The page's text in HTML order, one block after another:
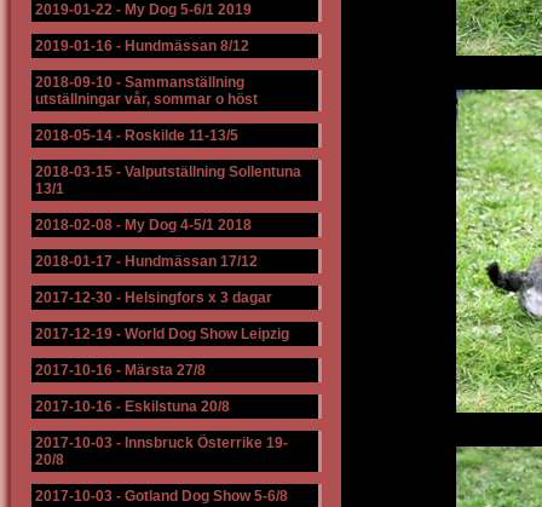
2019-01-22 - My Dog 5-6/1 2019
2019-01-16 - Hundmässan 8/12
2018-09-10 - Sammanställning
utställningar vår, sommar o höst
2018-05-14 - Roskilde 11-13/5
2018-03-15 - Valputställning Sollentuna
13/1
2018-02-08 - My Dog 4-5/1 2018
2018-01-17 - Hundmässan 17/12
2017-12-30 - Helsingfors x 3 dagar
2017-12-19 - World Dog Show Leipzig
2017-10-16 - Märsta 27/8
2017-10-16 - Eskilstuna 20/8
2017-10-03 - Innsbruck Österrike 19-
20/8
2017-10-03 - Gotland Dog Show 5-6/8